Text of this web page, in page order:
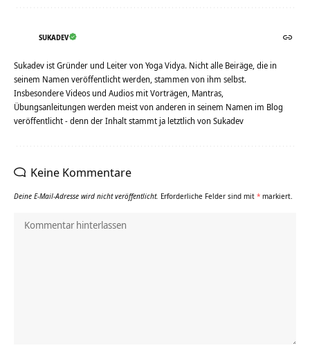
SUKADEV
Sukadev ist Gründer und Leiter von Yoga Vidya. Nicht alle Beiräge, die in
seinem Namen veröffentlicht werden, stammen von ihm selbst.
Insbesondere Videos und Audios mit Vorträgen, Mantras,
Übungsanleitungen werden meist von anderen in seinem Namen im Blog
veröffentlicht - denn der Inhalt stammt ja letztlich von Sukadev
Keine Kommentare
Deine E-Mail-Adresse wird nicht veröffentlicht. Erforderliche Felder sind mit * markiert.